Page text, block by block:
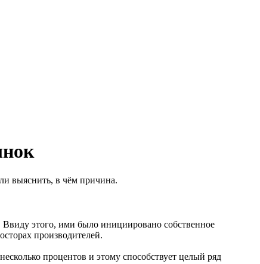
выяснить, в чём причина.
Ввиду этого, ими было инициировано собственное
производителей.
процентов и этому способствует целый ряд